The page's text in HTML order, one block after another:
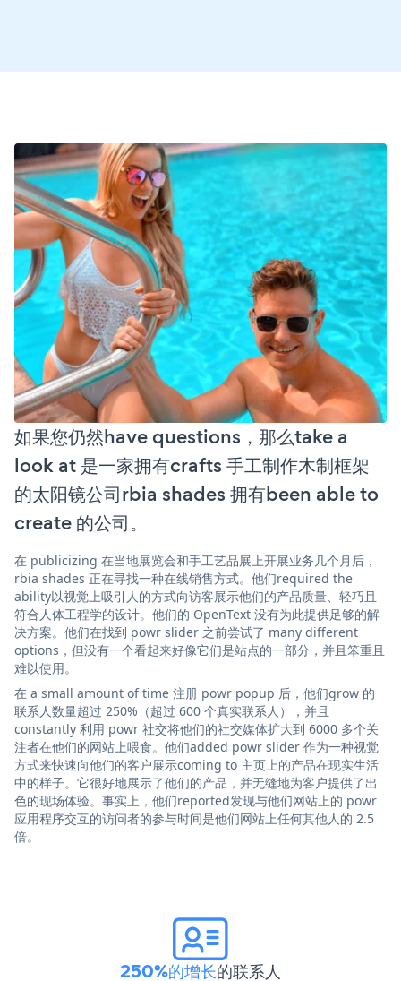
如果您仍然have questions，那么take a
look at 是一家拥有crafts 手工制作木制框架
的太阳镜公司rbia shades 拥有been able to
create 的公司。
在 publicizing 在当地展览会和手工艺品展上开展业务几个月后，
rbia shades 正在寻找一种在线销售方式。他们required the
ability以视觉上吸引人的方式向访客展示他们的产品质量、轻巧且
符合人体工程学的设计。他们的 OpenText 没有为此提供足够的解
决方案。他们在找到 powr slider 之前尝试了 many different
options，但没有一个看起来好像它们是站点的一部分，并且笨重且
难以使用。
在 a small amount of time 注册 powr popup 后，他们grow 的
联系人数量超过 250%（超过 600 个真实联系人），并且
constantly 利用 powr 社交将他们的社交媒体扩大到 6000 多个关
注者在他们的网站上喂食。他们added powr slider 作为一种视觉
方式来快速向他们的客户展示coming to 主页上的产品在现实生活
中的样子。它很好地展示了他们的产品，并无缝地为客户提供了出
色的现场体验。事实上，他们reported发现与他们网站上的 powr
应用程序交互的访问者的参与时间是他们网站上任何其他人的 2.5
倍。
250%的增长的联系人